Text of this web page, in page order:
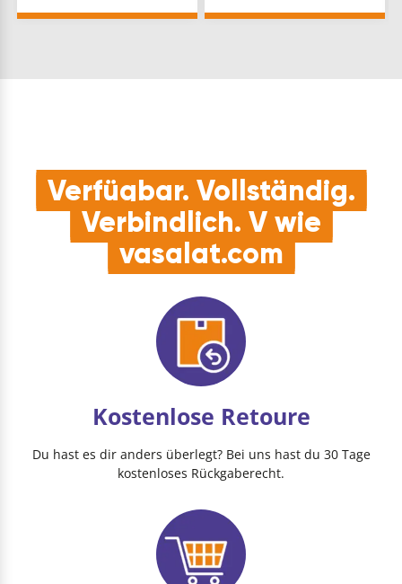
Schließungen
Lieferumfang: mit 3
Verfügbar. Vollständig.
Verbindlich. V wie
vasalat.com
Kostenlose Retoure
Du hast es dir anders überlegt? Bei uns hast du 30 Tage
kostenloses Rückgaberecht.